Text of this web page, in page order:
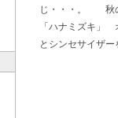
じ・・・。 秋の
「ハナミズキ」
とシンセサイザー